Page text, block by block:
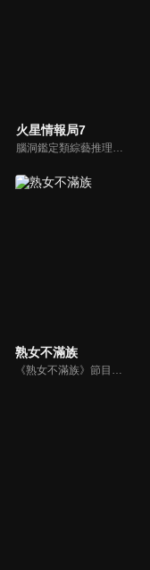
火星情報局7
腦洞鑑定類綜藝推理脫口秀，陣容為薛之謙、大張偉、楊迪、劉維、黃子弘凡、黃聖依、龐博等…節目圍繞著當下熱梗熱點、觀眾的興趣點、共鳴點展開故事；火星特工廣發英雄帖正面對撞，迎戰近年最出圈、最有趣、最敢說的廠牌大咖們。真金不怕火煉！一場席卷全網的廠牌巔峰之戰即將展開！
熟女不滿族
《熟女不滿族》節目主題均有關25-49歲的未婚女性，這些熟女們漂亮卻擔心嫁不出去，獨立卻希望有人疼，最怕寂寞，只能用工作填滿時間，她們是最矛盾最不滿足的一群人。